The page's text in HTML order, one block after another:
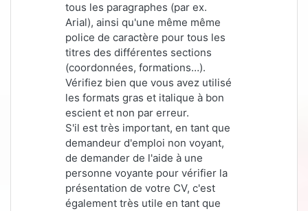
tous les paragraphes (par ex.
Arial), ainsi qu'une même même
police de caractère pour tous les
titres des différentes sections
(coordonnées, formations…).
Vérifiez bien que vous avez utilisé
les formats gras et italique à bon
escient et non par erreur.
S'il est très important, en tant que
demandeur d'emploi non voyant,
de demander de l'aide à une
personne voyante pour vérifier la
présentation de votre CV, c'est
également très utile en tant que